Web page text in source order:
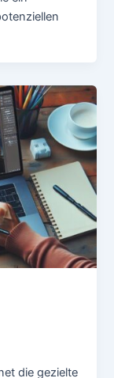
die gezielte